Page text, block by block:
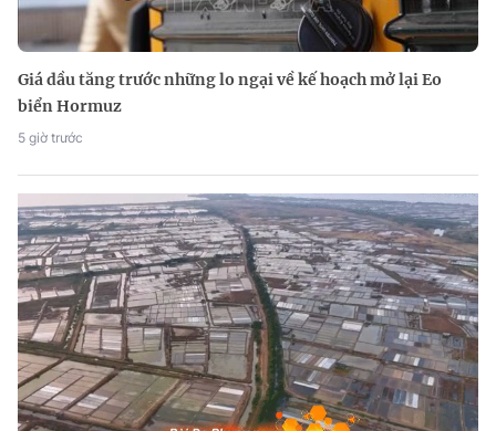
Giá dầu tăng trước những lo ngại về kế hoạch mở lại Eo
biển Hormuz
5 giờ trước